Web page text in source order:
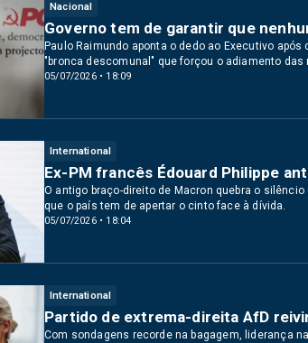
Nacional
05/07/2026 • 18:09
Governo tem de garantir que
Paulo Raimundo aponta o dedo ao Executivo
"bronca descomunal" que forçou o adiamento das
International
05/07/2026 • 18:04
Ex-PM francês Édouard Philippe
O antigo braço-direito de Macron quebra o
que o país tem de apertar o cinto face à dívida.
International
Partido de extrema-direita AfD
Com sondagens recorde na bagagem, liderança